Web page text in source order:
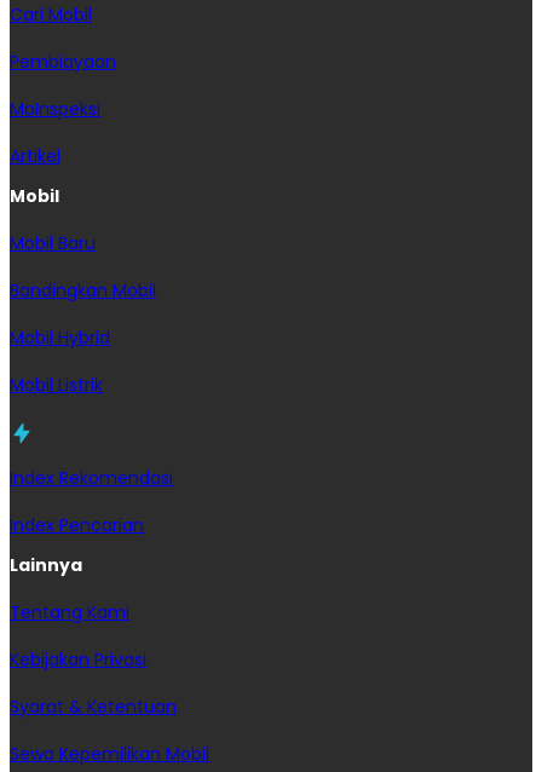
Cari Mobil
Pembiayaan
MoInspeksi
Artikel
Mobil
Mobil Baru
Bandingkan Mobil
Mobil Hybrid
Mobil Listrik
Index Rekomendasi
Index Pencarian
Lainnya
Tentang Kami
Kebijakan Privasi
Syarat & Ketentuan
Sewa Kepemilikan Mobil